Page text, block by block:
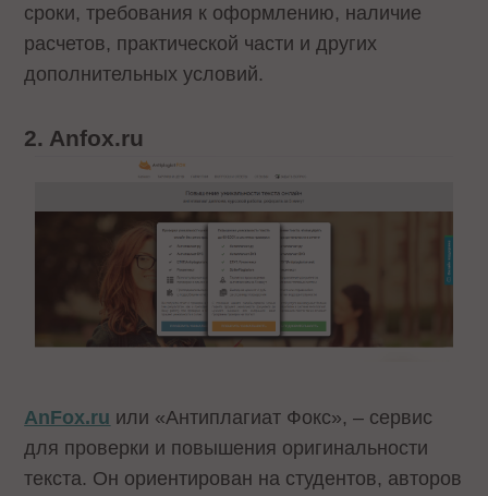
сроки, требования к оформлению, наличие
расчетов, практической части и других
дополнительных условий.
2. Anfox.ru
AnFox.ru или «Антиплагиат Фокс», – сервис
для проверки и повышения оригинальности
текста. Он ориентирован на студентов, авторов